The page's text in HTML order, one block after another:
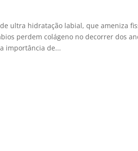
ultra hidratação labial, que ameniza
perdem colágeno no decorrer dos
importância de...